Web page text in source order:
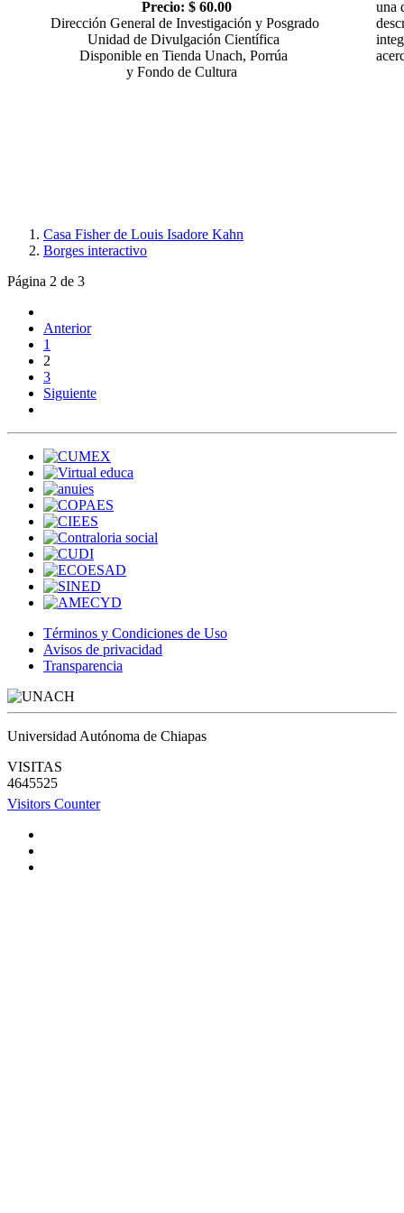
Precio: $ 60.00
Dirección General de Investigación y Posgrado
Unidad de Divulgación Científica
Disponible en Tienda Unach, Porrúa
y Fondo de Cultura
una
Casa Fisher de Louis Isadore Kahn
Borges interactivo
Página 2 de 3
Anterior
1
2
3
Siguiente
Términos y Condiciones de Uso
Avisos de privacidad
Transparencia
Universidad Autónoma de Chiapas
VISITAS
4645525
Visitors Counter